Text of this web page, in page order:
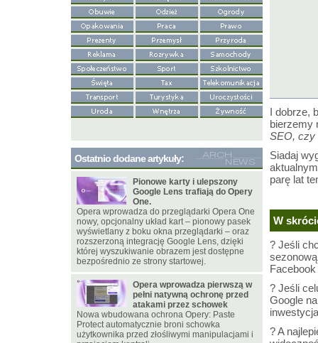
I dobrze,
bierzemy
SEO, czy
Siadaj
parę lat
W
? Jeśli
? Jeśli
Google
? A
Ostatnio dodane artykuły:
Pionowe karty i ulepszony
Google Lens trafiają do Opery
One.
Opera wprowadza do przeglądarki Opera One
nowy, opcjonalny układ kart – pionowy pasek
wyświetlany z boku okna przeglądarki – oraz
rozszerzoną integrację Google Lens, dzięki
której wyszukiwanie obrazem jest dostępne
bezpośrednio ze strony startowej.
Opera wprowadza pierwszą w
pełni natywną ochronę przed
atakami przez schowek
Nowa wbudowana ochrona Opery: Paste
Protect automatycznie broni schowka
użytkownika przed złośliwymi manipulacjami i